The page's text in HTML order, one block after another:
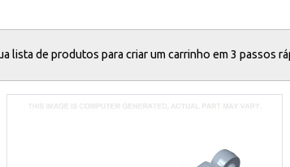
lista de produtos para criar um carrinho em 3 passos